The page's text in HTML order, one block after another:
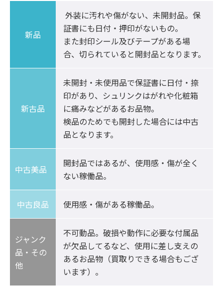
新品
証書にも日付・押印がないもの。
また封印シール及びテープがある場
合、切られていると開封品となります。
新古品
未開封・未使用品で保証書に日付・捺
印があり、シュリンクはがれや化粧箱
に痛みなどがあるお品物。
検品のためでも開封した場合には中古
品となります。
開封品ではあるが、使用感・傷が全く
ない稼働品。
中古良品 使用感・傷がある稼働品。
ジャンク
品・その
他
不可動品。破損や動作に必要な付属品
が欠品してるなど、使用に差し支えの
あるお品物（買取りできる場合もござ
います）。